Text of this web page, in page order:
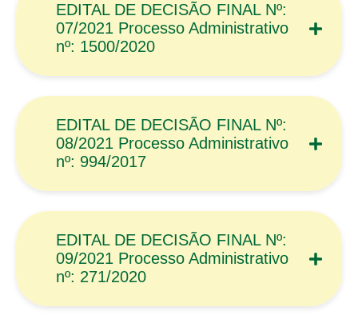
EDITAL DE DECISÃO FINAL Nº:
07/2021 Processo Administrativo
nº: 1500/2020
EDITAL DE DECISÃO FINAL Nº:
08/2021 Processo Administrativo
nº: 994/2017
EDITAL DE DECISÃO FINAL Nº:
09/2021 Processo Administrativo
nº: 271/2020